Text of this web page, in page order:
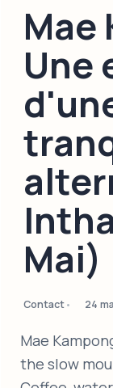
Mae
Une
Mai)
Contact 24
Mae
the slow